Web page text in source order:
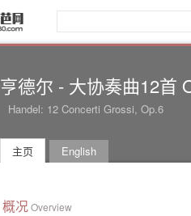
亨德尔 - 大协奏曲12首
Handel: 12 Concerti Grossi, Op.6
主页 English
概况Overview